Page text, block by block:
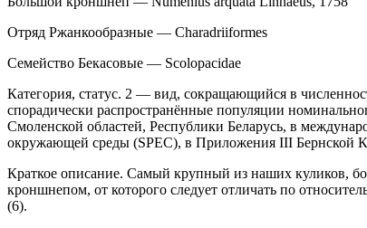
Отряд Ржанкообразные — Charadriiformes
Семейство Бекасовые — Scolopacidae
Категория, статус. 2 — вид, сокращающийся в
спорадически распространённые популяции
Смоленской областей, Республики Беларусь, в
окружающей среды (SPEC), в Приложения III Берн­ской
Краткое описание. Самый крупный из наших куликов,
кроншнепом, от которого следует отличать по
(6).